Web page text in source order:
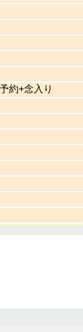
約+念入り